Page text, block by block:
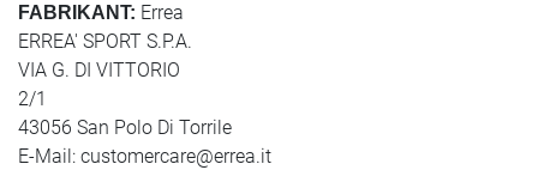
FABRIKANT: Errea
ERREA' SPORT S.P.A.
VIA G. DI VITTORIO
2/1
43056 San Polo Di Torrile
E-Mail: customercare@errea.it